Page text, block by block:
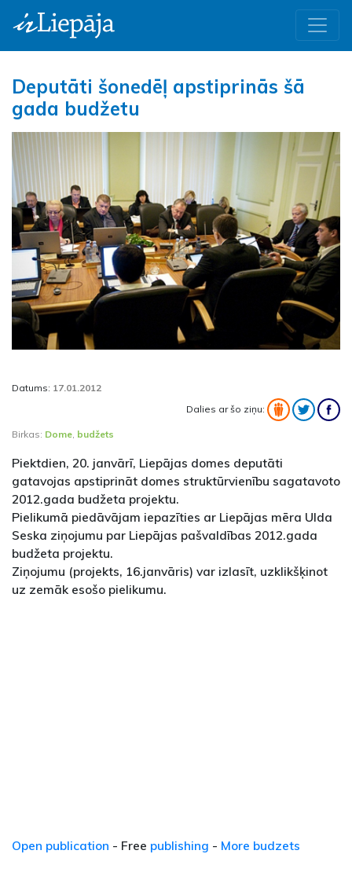
Deputāti šonedēļ apstiprinās šā
gada budžetu
Datums: 17.01.2012
Dalies ar šo ziņu:
Birkas: Dome, budžets
Piektdien, 20. janvārī, Liepājas domes deputāti
gatavojas apstiprināt domes struktūrvienību sagatavoto
2012.gada budžeta projektu.
Pielikumā piedāvājam iepazīties ar Liepājas mēra Ulda
Seska ziņojumu par Liepājas pašvaldības 2012.gada
budžeta projektu.
Ziņojumu (projekts, 16.janvāris) var izlasīt, uzklikšķinot
uz zemāk esošo pielikumu.
Open publication - Free publishing - More budzets